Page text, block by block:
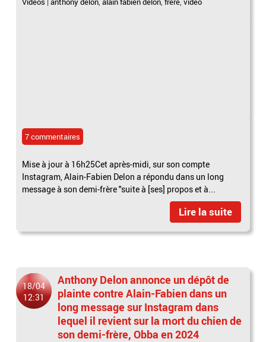
7 commentaires
Mise à jour à 16h25Cet après-midi, sur son compte
Instagram, Alain-Fabien Delon a répondu dans un long
message à son demi-frère "suite à [ses] propos et à...
Lire la suite
18/04
12:31
Anthony Delon annonce un dépôt de
plainte contre Alain-Fabien dans un
long message sur Instagram dans
lequel il revient sur la mort du chien de
son demi-frère, Obba en 2024